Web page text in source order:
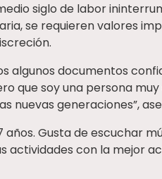
siglo de labor
se requieren valores
algunos documentos
que soy una persona
nuevas generaciones”,
Gusta de escuchar
actividades con la mejor